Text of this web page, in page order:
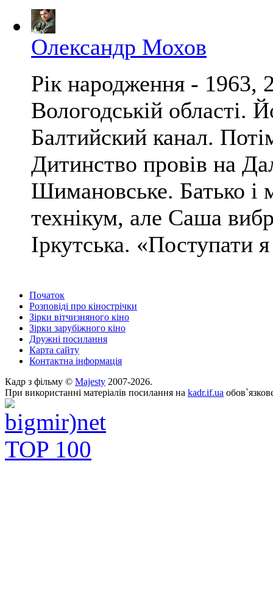
Олександр Мохов
Рік народження - 1963,
Вологодській області.
Балтийский канал.
Дитинство провів на
Шимановське. Батько і
технікум, але Саша
Іркутська. «Поступати
Початок
Розповіді про кінострічки
Зірки вітчизняного кіно
Зірки зарубіжного кіно
Дружні посилання
Карта сайту
Контактна інформація
Кадр з фільму © Majesty 2007-2026.
При використанні матеріалів посилання на kadr.if.ua